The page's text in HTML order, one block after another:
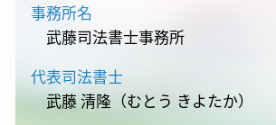
事務所名
武藤司法書士事務所
代表司法書士
武藤 清隆（むとう きよたか）